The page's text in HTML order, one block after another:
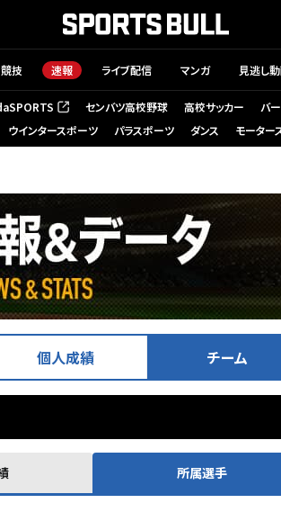
競技 速報 ライブ配信 マンガ 見逃し
いタブで開く） センバツ高校野球 高校サッカー バ
ウインタースポーツ パラスポーツ ダンス モーター
個人成績 チーム
所属選手